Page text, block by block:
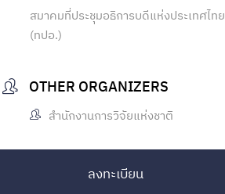
สมาคมที่ประชุมอธิการบดีแห่งประเทศไทย
(ทปอ.)
OTHER ORGANIZERS
สำนักงานการวิจัยแห่งชาติ
ลงทะเบียน